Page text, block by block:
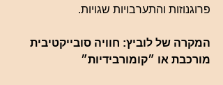
פרוגנוזות והתערבויות שגויות.
המקרה של לוביץ: חוויה סובייקטיבית
מורכבת או ״קומורבידיות״